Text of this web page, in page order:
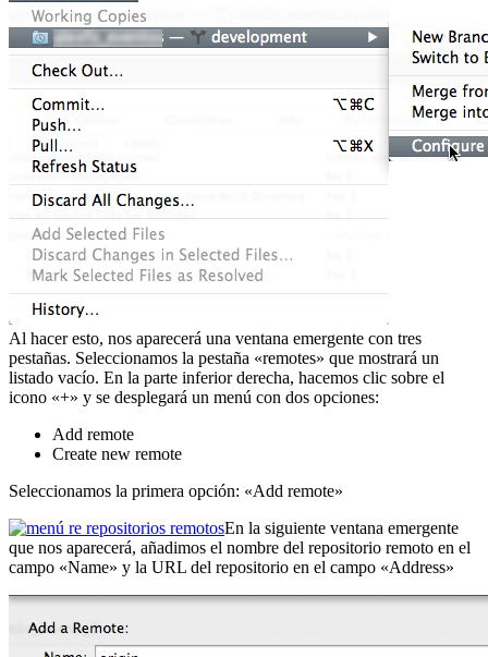
Al hacer esto, nos aparecerá una ventana emergente con tres
pestañas. Seleccionamos la pestaña «remotes» que mostrará un
listado vacío. En la parte inferior derecha, hacemos clic sobre el
icono «+» y se desplegará un menú con dos opciones:
Add remote
Create new remote
Seleccionamos la primera opción: «Add remote»
En la siguiente ventana emergente
que nos aparecerá, añadimos el nombre del repositorio remoto en el
campo «Name» y la URL del repositorio en el campo «Address»